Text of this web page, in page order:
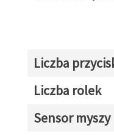
Liczba
Liczba rolek
Sensor myszy